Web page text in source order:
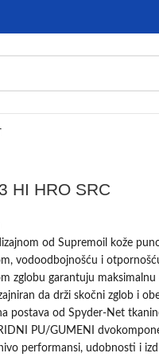
HI HRO SRC
od Supremoil kože
vodoodbojnošću i
zglobu garantuju
da drži skočni zglob i
postava od Spyder-Net
PU/GUMENI
performansi, udobnosti i